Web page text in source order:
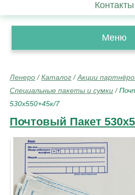
Контакты
Меню
Ленеро /Каталог /Акции
Специальные пакеты и сумки /
530х550+45к/7
Почтовый Пакет